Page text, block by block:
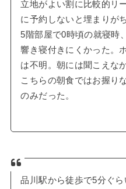
立地がよい割に比較的リ
に予約しないと埋まりがち
5階部屋で0時頃の就寝時
響き寝付きにくかった。
は不明。朝には聞こえな
こちらの朝食ではお握り
のみだった。
品川駅から徒歩で5分ぐ